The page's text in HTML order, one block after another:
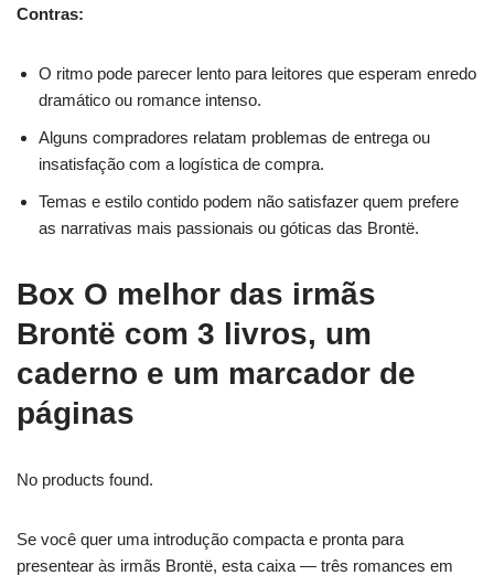
Contras:
O ritmo pode parecer lento para leitores que esperam enredo
dramático ou romance intenso.
Alguns compradores relatam problemas de entrega ou
insatisfação com a logística de compra.
Temas e estilo contido podem não satisfazer quem prefere
as narrativas mais passionais ou góticas das Brontë.
Box O melhor das irmãs
Brontë com 3 livros, um
caderno e um marcador de
páginas
No products found.
Se você quer uma introdução compacta e pronta para
presentear às irmãs Brontë, esta caixa — três romances em